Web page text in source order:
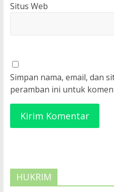
Situs Web
Simpan nama, email, dan
peramban ini untuk
HUKRIM